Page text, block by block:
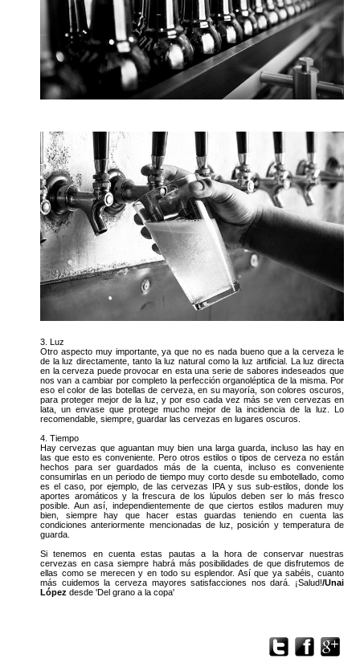
3. Luz
Otro aspecto muy importante, ya que no es nada bueno que a la cerveza le
de la luz directamente, tanto la luz natural como la luz artificial. La luz directa
en la cerveza puede provocar en esta una serie de sabores indeseados que
nos van a cambiar por completo la perfección organoléptica de la misma. Por
eso el color de las botellas de cerveza, en su mayoría, son colores oscuros,
para proteger mejor de la luz, y por eso cada vez más se ven cervezas en
lata, un envase que protege mucho mejor de la incidencia de la luz. Lo
recomendable, siempre, guardar las cervezas en lugares oscuros.
4. Tiempo
Hay cervezas que aguantan muy bien una larga guarda, incluso las hay en
las que esto es conveniente. Pero otros estilos o tipos de cerveza no están
hechos para ser guardados más de la cuenta, incluso es conveniente
consumirlas en un periodo de tiempo muy corto desde su embotellado, como
es el caso, por ejemplo, de las cervezas IPA y sus sub-estilos, donde los
aportes aromáticos y la frescura de los lúpulos deben ser lo más fresco
posible. Aun así, independientemente de que ciertos estilos maduren muy
bien, siempre hay que hacer estas guardas teniendo en cuenta las
condiciones anteriormente mencionadas de luz, posición y temperatura de
guarda.
Si tenemos en cuenta estas pautas a la hora de conservar nuestras
cervezas en casa siempre habrá más posibilidades de que disfrutemos de
ellas como se merecen y en todo su esplendor. Así que ya sabéis, cuanto
más cuidemos la cerveza mayores satisfacciones nos dará. ¡Salud!/Unai
López desde 'Del grano a la copa'